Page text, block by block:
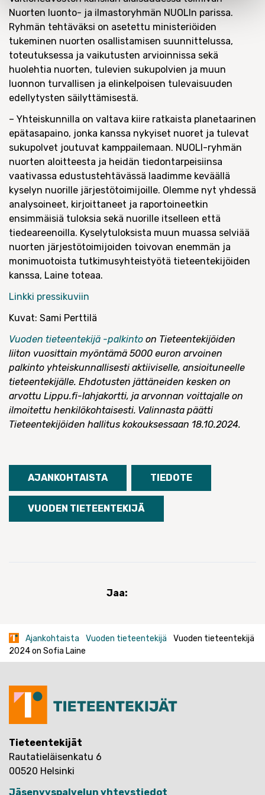
Nuorten luonto- ja ilmastoryhmän NUOLIn parissa.
Ryhmän tehtäväksi on asetettu ministeriöiden
tukeminen nuorten osallistamisen suunnittelussa,
toteutuksessa ja vaikutusten arvioinnissa sekä
huolehtia nuorten, tulevien sukupolvien ja muun
luonnon turvallisen ja elinkelpoisen tulevaisuuden
edellytysten säilyttämisestä.
– Yhteiskunnilla on valtava kiire ratkaista planetaarinen
epätasapaino, jonka kanssa nykyiset nuoret ja tulevat
sukupolvet joutuvat kamppailemaan. NUOLI-ryhmän
nuorten aloitteesta ja heidän tiedontarpeisiinsa
vaativassa edustustehtävässä laadimme keväällä
kyselyn nuorille järjestötoimijoille. Olemme nyt yhdessä
analysoineet, kirjoittaneet ja raportoineetkin
ensimmäisiä tuloksia sekä nuorille itselleen että
tiedeareenoilla. Kyselytuloksista muun muassa selviää
nuorten järjestötoimijoiden toivovan enemmän ja
monimuotoista tutkimusyhteistyötä tieteentekijöiden
kanssa, Laine toteaa.
Linkki pressikuviin
Kuvat: Sami Perttilä
Vuoden tieteentekijä -palkinto on Tieteentekijöiden
liiton vuosittain myöntämä 5000 euron arvoinen
palkinto yhteiskunnallisesti aktiiviselle, ansioituneelle
tieteentekijälle. Ehdotusten jättäneiden kesken on
arvottu Lippu.fi-lahjakortti, ja arvonnan voittajalle on
ilmoitettu henkilökohtaisesti. Valinnasta päätti
Tieteentekijöiden hallitus kokouksessaan 18.10.2024.
AJANKOHTAISTA TIEDOTE
VUODEN TIETEENTEKIJÄ
Jaa:
Ajankohtaista Vuoden tieteentekijä
Vuoden tieteentekijä
2024 on Sofia Laine
Tieteentekijät
Rautatieläisenkatu 6
00520 Helsinki
Jäsenyyspalvelun yhteystiedot